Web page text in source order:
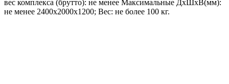
вес комплекса (брутто): не менее Максимальные ДхШхВ(мм):
не менее 2400х2000х1200; Вес: не более 100 кг.